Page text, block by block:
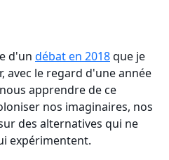
d'un débat en 2018que je
avec le regard d'une année
apprendre de ce
nos imaginaires, nos
des alternatives qui ne
expérimentent.